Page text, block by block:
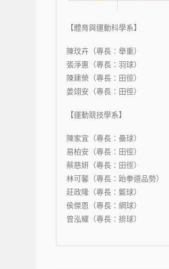
【體育與運動科學系】
陳玟卉（專長：舉重）
張淨惠（專長：羽球）
陳建榮（專長：田徑）
姜翊安（專長：田徑）
【運動競技學系】
陳家宜（專長：壘球）
易柏安（專長：田徑）
蔡慈妍（專長：田徑）
林可馨（專長：跆拳道品勢）
莊政隆（專長：籃球）
侯傑恩（專長：網球）
曾泓耀（專長：排球）